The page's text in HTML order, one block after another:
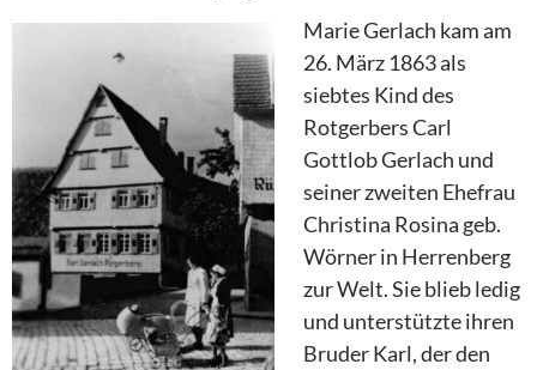
Marie Gerlach kam am
26. März 1863 als
siebtes Kind des
Rotgerbers Carl
Gottlob Gerlach und
seiner zweiten Ehefrau
Christina Rosina geb.
Wörner in Herrenberg
zur Welt. Sie blieb ledig
und unterstützte ihren
Bruder Karl, der den